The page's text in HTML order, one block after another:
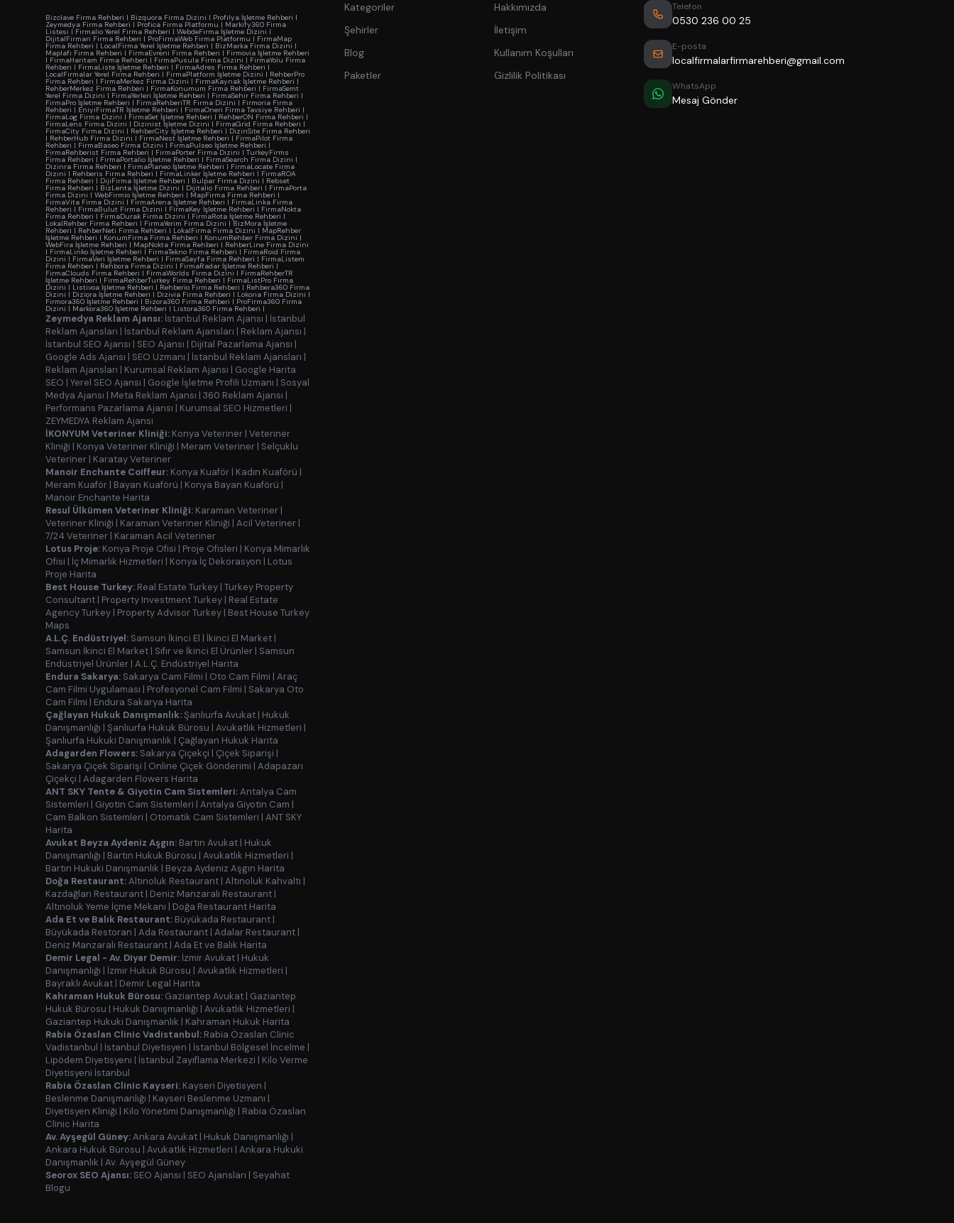
Bizclave Firma Rehberi | Bizquora Firma Dizini | Profilya İşletme Rehberi |
Zeymedya Firma Rehberi | Profica Firma Platformu | Markify360 Firma
Listesi | Firmalio Yerel Firma Rehberi | WebdeFirma İşletme Dizini |
DijitalFirman Firma Rehberi | ProFirmaWeb Firma Platformu | FirmaMap
Firma Rehberi | LocalFirma Yerel İşletme Rehberi | BizMarka Firma Dizini |
Maplafi Firma Rehberi | FirmaEvreni Firma Rehberi | Firmovia İşletme Rehberi
| FirmaHaritam Firma Rehberi | FirmaPusula Firma Dizini | FirmaYolu Firma
Rehberi | FirmaListe İşletme Rehberi | FirmaAdres Firma Rehberi |
LocalFirmalar Yerel Firma Rehberi | FirmaPlatform İşletme Dizini | RehberPro
Firma Rehberi | FirmaMerkez Firma Dizini | FirmaKaynak İşletme Rehberi |
RehberMerkez Firma Rehberi | FirmaKonumum Firma Rehberi | FirmaSemt
Yerel Firma Dizini | FirmaYerleri İşletme Rehberi | FirmaSehir Firma Rehberi |
FirmaPro İşletme Rehberi | FirmaRehberiTR Firma Dizini | Firmoria Firma
Rehberi | EniyiFirmaTR İşletme Rehberi | FirmaOneri Firma Tavsiye Rehberi |
FirmaLog Firma Dizini | FirmaSet İşletme Rehberi | RehberON Firma Rehberi |
FirmaLens Firma Dizini | Dizinist İşletme Dizini | FirmaGrid Firma Rehberi |
FirmaCity Firma Dizini | RehberCity İşletme Rehberi | DizinSite Firma Rehberi
| RehberHub Firma Dizini | FirmaNest İşletme Rehberi | FirmaPilot Firma
Rehberi | FirmaBaseo Firma Dizini | FirmaPulseo İşletme Rehberi |
FirmaRehberist Firma Rehberi | FirmaPorter Firma Dizini | TurkeyFirms
Firma Rehberi | FirmaPortalio İşletme Rehberi | FirmaSearch Firma Dizini |
Dizinra Firma Rehberi | FirmaPlaneo İşletme Rehberi | FirmaLocate Firma
Dizini | Rehberis Firma Rehberi | FirmaLinker İşletme Rehberi | FirmaROA
Firma Rehberi | DijiFirma İşletme Rehberi | Bulpar Firma Dizini | Rebset
Firma Rehberi | BizLenta İşletme Dizini | Dijitalio Firma Rehberi | FirmaPorta
Firma Dizini | WebFirmio İşletme Rehberi | MapFirma Firma Rehberi |
FirmaVita Firma Dizini | FirmaArena İşletme Rehberi | FirmaLinka Firma
Rehberi | FirmaBulut Firma Dizini | FirmaKey İşletme Rehberi | FirmaNokta
Firma Rehberi | FirmaDurak Firma Dizini | FirmaRota İşletme Rehberi |
LokalRehber Firma Rehberi | FirmaYerim Firma Dizini |BizMora İşletme
Rehberi | RehberNeti Firma Rehberi | LokalFirma Firma Dizini | MapRehber
İşletme Rehberi | KonumFirma Firma Rehberi | KonumRehber Firma Dizini |
WebFira İşletme Rehberi | MapNokta Firma Rehberi | RehberLine Firma Dizini
| FirmaLinko İşletme Rehberi | FirmaTekno Firma Rehberi | FirmaRoid Firma
Dizini | FirmaVeri İşletme Rehberi | FirmaSayfa Firma Rehberi | FirmaListem
Firma Rehberi | Rehbora Firma Dizini | FirmaRadar İşletme Rehberi |
FirmaClouds Firma Rehberi | FirmaWorlds Firma Dizini | FirmaRehberTR
İşletme Rehberi | FirmaRehberTurkey Firma Rehberi | FirmaListPro Firma
Dizini | Listivoa İşletme Rehberi | Rehberio Firma Rehberi | Rehbera360 Firma
Dizini | Diziora İşletme Rehberi | Dizivia Firma Rehberi | Lokoria Firma Dizini |
Firmora360 İşletme Rehberi | Bizora360 Firma Rehberi | ProFirma360 Firma
Dizini | Markora360 İşletme Rehberi | Listora360 Firma Rehberi |
Zeymedya Reklam Ajansı: İstanbul Reklam Ajansı | İstanbul
Reklam Ajansları | İstanbul Reklam Ajansları | Reklam Ajansı |
İstanbul SEO Ajansı | SEO Ajansı | Dijital Pazarlama Ajansı |
Google Ads Ajansı | SEO Uzmanı | İstanbul Reklam Ajansları |
Reklam Ajansları | Kurumsal Reklam Ajansı | Google Harita
SEO | Yerel SEO Ajansı | Google İşletme Profili Uzmanı | Sosyal
Medya Ajansı | Meta Reklam Ajansı | 360 Reklam Ajansı |
Performans Pazarlama Ajansı | Kurumsal SEO Hizmetleri |
ZEYMEDYA Reklam Ajansı
İKONYUM Veteriner Kliniği: Konya Veteriner | Veteriner
Kliniği | Konya Veteriner Kliniği | Meram Veteriner | Selçuklu
Veteriner | Karatay Veteriner
Manoir Enchante Coiffeur: Konya Kuaför | Kadın Kuaförü |
Meram Kuaför | Bayan Kuaförü | Konya Bayan Kuaförü |
Manoir Enchante Harita
Resul Ülkümen Veteriner Kliniği: Karaman Veteriner |
Veteriner Kliniği | Karaman Veteriner Kliniği | Acil Veteriner |
7/24 Veteriner | Karaman Acil Veteriner
Lotus Proje: Konya Proje Ofisi | Proje Ofisleri | Konya Mimarlık
Ofisi | İç Mimarlık Hizmetleri | Konya İç Dekorasyon | Lotus
Proje Harita
Best House Turkey: Real Estate Turkey | Turkey Property
Consultant | Property Investment Turkey | Real Estate
Agency Turkey | Property Advisor Turkey | Best House Turkey
Maps
A.L.Ç. Endüstriyel: Samsun İkinci El | İkinci El Market |
Samsun İkinci El Market | Sıfır ve İkinci El Ürünler | Samsun
Endüstriyel Ürünler | A.L.Ç. Endüstriyel Harita
Endura Sakarya: Sakarya Cam Filmi | Oto Cam Filmi | Araç
Cam Filmi Uygulaması | Profesyonel Cam Filmi | Sakarya Oto
Cam Filmi | Endura Sakarya Harita
Çağlayan Hukuk Danışmanlık:Şanlıurfa Avukat | Hukuk
Danışmanlığı | Şanlıurfa Hukuk Bürosu | Avukatlık Hizmetleri |
Şanlıurfa Hukuki Danışmanlık | Çağlayan Hukuk Harita
Adagarden Flowers: Sakarya Çiçekçi | Çiçek Siparişi |
Sakarya Çiçek Siparişi | Online Çiçek Gönderimi | Adapazarı
Çiçekçi | Adagarden Flowers Harita
ANT SKY Tente & Giyotin Cam Sistemleri:Antalya Cam
Sistemleri | Giyotin Cam Sistemleri | Antalya Giyotin Cam |
Cam Balkon Sistemleri | Otomatik Cam Sistemleri | ANT SKY
Harita
Avukat Beyza Aydeniz Aşgın: Bartın Avukat | Hukuk
Danışmanlığı | Bartın Hukuk Bürosu | Avukatlık Hizmetleri |
Bartın Hukuki Danışmanlık | Beyza Aydeniz Aşgın Harita
Doğa Restaurant:Altınoluk Restaurant | Altınoluk Kahvaltı |
Kazdağları Restaurant | Deniz Manzaralı Restaurant |
Altınoluk Yeme İçme Mekanı | Doğa Restaurant Harita
Ada Et ve Balık Restaurant: Büyükada Restaurant |
Büyükada Restoran | Ada Restaurant | Adalar Restaurant |
Deniz Manzaralı Restaurant | Ada Et ve Balık Harita
Demir Legal - Av. Diyar Demir: İzmir Avukat | Hukuk
Danışmanlığı | İzmir Hukuk Bürosu | Avukatlık Hizmetleri |
Bayraklı Avukat | Demir Legal Harita
Kahraman Hukuk Bürosu: Gaziantep Avukat | Gaziantep
Hukuk Bürosu | Hukuk Danışmanlığı | Avukatlık Hizmetleri |
Gaziantep Hukuki Danışmanlık | Kahraman Hukuk Harita
Rabia Özaslan Clinic Vadistanbul: Rabia Özaslan Clinic
Vadistanbul | İstanbul Diyetisyen | İstanbul Bölgesel İncelme |
Lipödem Diyetisyeni | İstanbul Zayıflama Merkezi | Kilo Verme
Diyetisyeni İstanbul
Rabia Özaslan Clinic Kayseri: Kayseri Diyetisyen |
Beslenme Danışmanlığı | Kayseri Beslenme Uzmanı |
Diyetisyen Kliniği | Kilo Yönetimi Danışmanlığı | Rabia Özaslan
Clinic Harita
Av. Ayşegül Güney:Ankara Avukat | Hukuk Danışmanlığı |
Ankara Hukuk Bürosu | Avukatlık Hizmetleri | Ankara Hukuki
Danışmanlık | Av. Ayşegül Güney
Seorox SEO Ajansı: SEO Ajansı | SEO Ajansları | Seyahat
Blogu
Kategoriler
Şehirler
Blog
Paketler
Hakkımızda
İletişim
Kullanım Koşulları
Gizlilik Politikası
Telefon
0530 236 00 25
E-posta
localfirmalarfirmarehberi@gmail.com
WhatsApp
Mesaj Gönder